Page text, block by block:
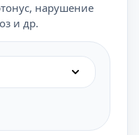
нарушение
и др.